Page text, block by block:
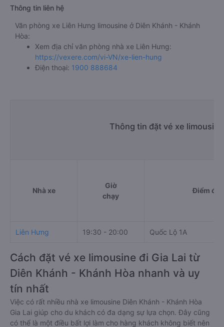
Thông tin liên hệ
Văn phòng xe Liên Hưng limousine ở Diên Khánh - Khánh
Hòa:
Xem địa chỉ văn phòng nhà xe Liên Hưng:
https://vexere.com/vi-VN/xe-lien-hung
Điện thoại: 1900 888684
Thông tin đặt vé xe
Nhà xe
Giờ
chạy
Điểm đi
Liên Hưng 19:30 - 20:00 Quốc Lộ 1A
Cách đặt vé xe limousine đi Gia Lai từ
Diên Khánh - Khánh Hòa nhanh và uy
tín nhất
Việc có rất nhiều nhà xe limousine Diên Khánh - Khánh Hòa
Gia Lai giúp cho du khách có đa dạng sự lựa chọn. Đây cũng
có thể là một điều bất lợi làm cho hàng khách không biết nên